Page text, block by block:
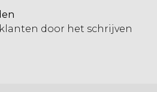
door het schrijven